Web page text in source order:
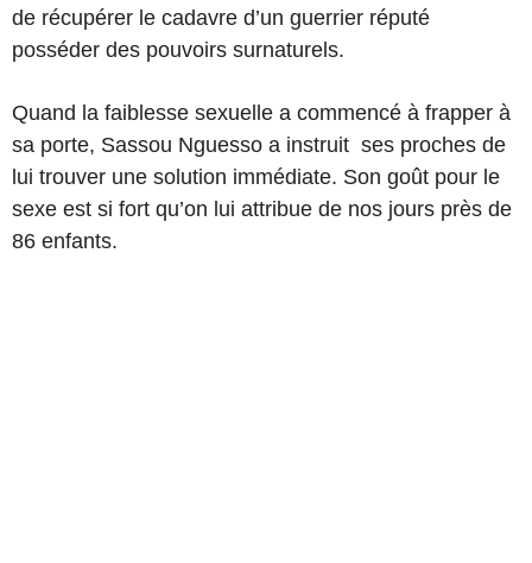
de récupérer le cadavre d’un guerrier réputé
posséder des pouvoirs surnaturels.
Quand la faiblesse sexuelle a commencé à frapper à
sa porte, Sassou Nguesso a instruit ses proches de
lui trouver une solution immédiate. Son goût pour le
sexe est si fort qu’on lui attribue de nos jours près de
86 enfants.